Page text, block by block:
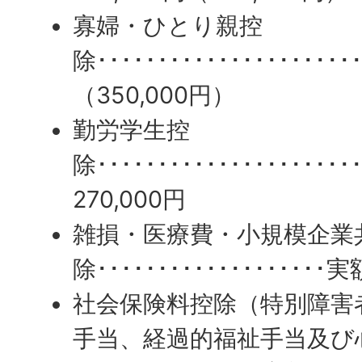
寡婦・ひとり親控
除････････････････････
（350,000円）
勤労学生控
除･････････････････････
270,000円
雑損・医療費・小規模企業
除･･･････････････････実
社会保険料控除（特別障
手当、経過的福祉手当及